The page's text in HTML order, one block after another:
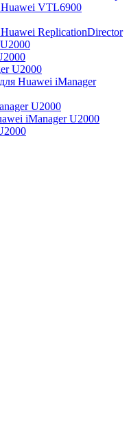
VTL6900
ReplicationDirector
U2000
Huawei iManager
U2000
iManager U2000